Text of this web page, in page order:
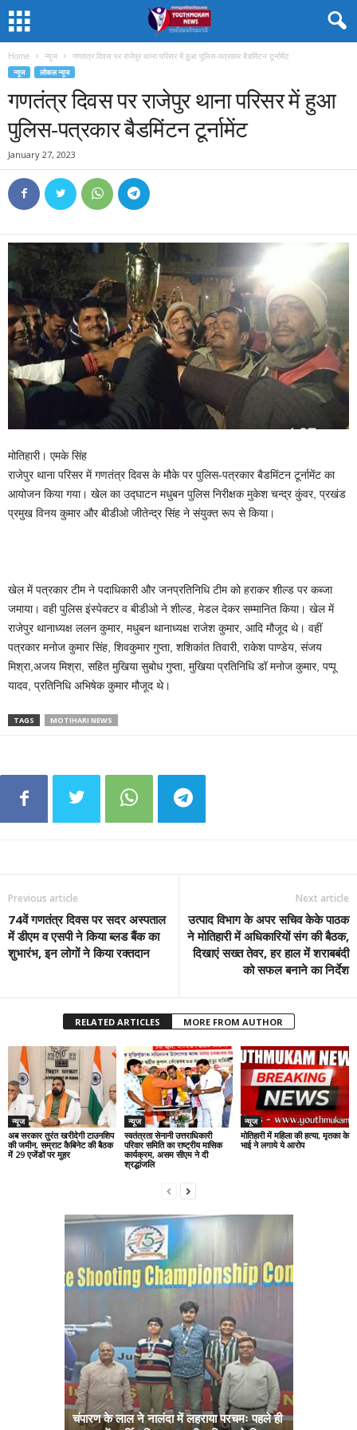
Home न्यूज गणतंत्र दिवस पर राजेपुर थाना परिसर में हुआ पुलिस-पत्रकार बैडमिंटन टूर्नामेंट
न्यूज लोकल न्यूज
गणतंत्र दिवस पर राजेपुर थाना परिसर में हुआ
पुलिस-पत्रकार बैडमिंटन टूर्नामेंट
January 27, 2023
मोतिहारी। एमके सिंह
राजेपुर थाना परिसर में गणतंत्र दिवस के मौके पर पुलिस-पत्रकार बैडमिंटन टूर्नामेंट का
आयोजन किया गया। खेल का उद्घाटन मधुबन पुलिस निरीक्षक मुकेश चन्द्र कुंवर, प्रखंड
प्रमुख विनय कुमार और बीडीओ जीतेन्द्र सिंह ने संयुक्त रूप से किया।
खेल में पत्रकार टीम ने पदाधिकारी और जनप्रतिनिधि टीम को हराकर शील्ड पर कब्जा
जमाया। वही पुलिस इंस्पेक्टर व बीडीओ ने शील्ड, मेडल देकर सम्मानित किया। खेल में
राजेपुर थानाध्यक्ष ललन कुमार, मधुबन थानाध्यक्ष राजेश कुमार, आदि मौजूद थे। वहीं
पत्रकार मनोज कुमार सिंह, शिवकुमार गुप्ता, शशिकांत तिवारी, राकेश पाण्डेय, संजय
मिश्रा,अजय मिश्रा, सहित मुखिया सुबोध गुप्ता, मुखिया प्रतिनिधि डॉ मनोज कुमार, पप्पू
यादव, प्रतिनिधि अभिषेक कुमार मौजूद थे।
TAGS MOTIHARI NEWS
Previous article
74वें गणतंत्र दिवस पर सदर अस्पताल
में डीएम व एसपी ने किया ब्लड बैंक का
शुभारंभ, इन लोगों ने किया रक्तदान
Next article
उत्पाद विभाग के अपर सचिव केके पाठक
ने मोतिहारी में अधिकारियों संग की बैठक,
दिखाएं सख्त तेवर, हर हाल में शराबबंदी
को सफल बनाने का निर्देश
RELATED ARTICLES MORE FROM AUTHOR
न्यूज
अब सरकार तुरंत खरीदेगी टाउनशिप
की जमीन, सम्राट कैबिनेट की बैठक
में 29 एजेंडों पर मुहर
न्यूज
स्वतंत्रता सेनानी उत्तराधिकारी
परिवार समिति का राष्ट्रीय मासिक
कार्यक्रम, असम सीएम ने दी
श्रद्धांजलि
न्यूज
मोतिहारी में महिला की हत्या, मृतका के
भाई ने लगाये ये आरोप
चंपारण के लाल ने नालंदा में लहराया परचमः पहले ही